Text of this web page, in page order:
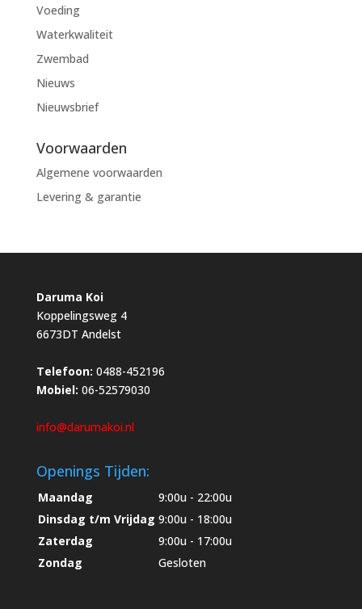
Voeding
Waterkwaliteit
Zwembad
Nieuws
Nieuwsbrief
Voorwaarden
Algemene voorwaarden
Levering & garantie
Daruma Koi
Koppelingsweg 4
6673DT Andelst
Telefoon: 0488-452196
Mobiel: 06-52579030
info@darumakoi.nl
Openings Tijden:
Maandag
9:00u - 22:00u
Dinsdag t/m Vrijdag 9:00u - 18:00u
Zaterdag
9:00u - 17:00u
Zondag
Gesloten